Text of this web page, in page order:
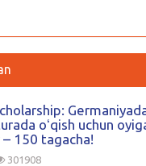
oʻqish uchun
150 tagacha!
301908